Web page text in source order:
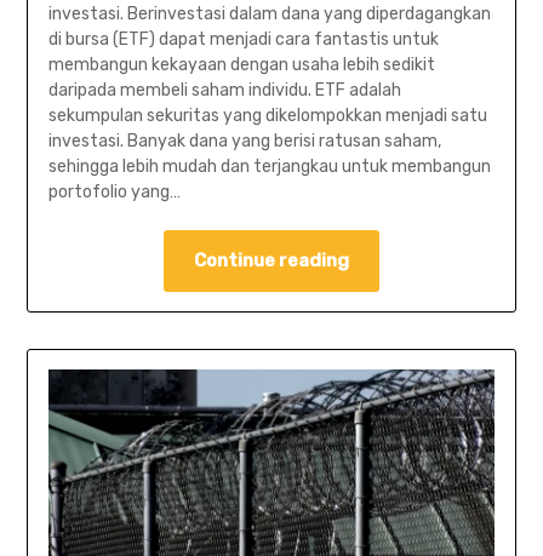
investasi. Berinvestasi dalam dana yang diperdagangkan
di bursa (ETF) dapat menjadi cara fantastis untuk
membangun kekayaan dengan usaha lebih sedikit
daripada membeli saham individu. ETF adalah
sekumpulan sekuritas yang dikelompokkan menjadi satu
investasi. Banyak dana yang berisi ratusan saham,
sehingga lebih mudah dan terjangkau untuk membangun
portofolio yang…
Continue reading